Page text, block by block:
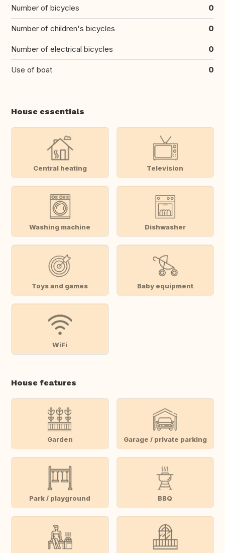
Number of bicycles 0
Number of children's bicycles 0
Number of electrical bicycles 0
Use of boat 0
House essentials
Central heating Television
Washing machine Dishwasher
Toys and games Baby equipment
WiFi
House features
Garden Garage / private parking
Park / playground BBQ